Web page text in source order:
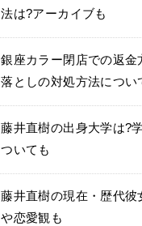
法は?アーカイブも
銀座カラー閉店での返金
落としの対処方法につい
藤井直樹の出身大学は?
ついても
藤井直樹の現在・歴代彼
や恋愛観も